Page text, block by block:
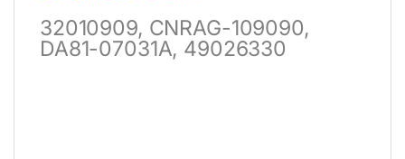
32010909, CNRAG-109090,
DA81-07031A, 49026330